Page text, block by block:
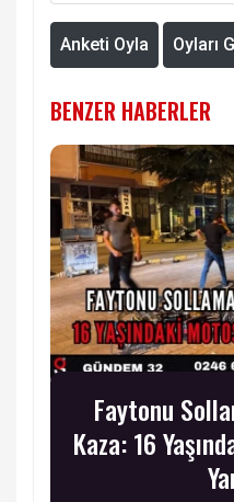
Anketi Oyla Oyları
BENZER HABERLER
Faytonu
Kaza: 16